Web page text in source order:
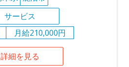
サービス
月給210,000円
詳細を見る